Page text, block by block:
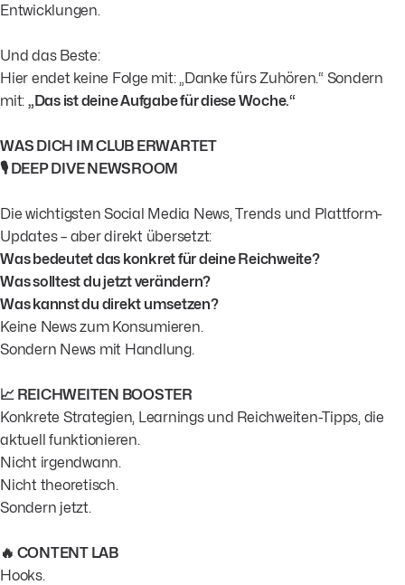
Entwicklungen.
Und das Beste:
Hier endet keine Folge mit: „Danke fürs Zuhören.“ Sondern
mit: „Das ist deine Aufgabe für diese Woche.“
WAS DICH IM CLUB ERWARTET
🎙️ DEEP DIVE NEWSROOM
Die wichtigsten Social Media News, Trends und Plattform-
Updates – aber direkt übersetzt:
Was bedeutet das konkret für deine Reichweite?
Was solltest du jetzt verändern?
Was kannst du direkt umsetzen?
Keine News zum Konsumieren.
Sondern News mit Handlung.
📈 REICHWEITEN BOOSTER
Konkrete Strategien, Learnings und Reichweiten-Tipps, die
aktuell funktionieren.
Nicht irgendwann.
Nicht theoretisch.
Sondern jetzt.
🔥 CONTENT LAB
Hooks.